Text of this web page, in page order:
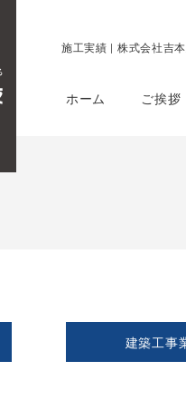
施工実績 | 株式会社吉
ホーム ご挨拶
建築工事